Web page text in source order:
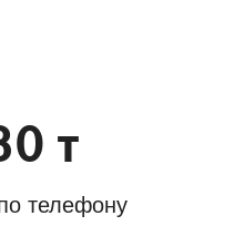
т
телефону